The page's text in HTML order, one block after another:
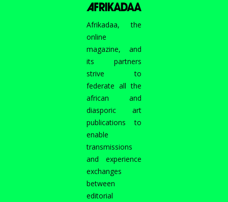
Afrikadaa, the
online
magazine, and
its partners
strive to
federate all the
african and
diasporic art
publications to
enable
transmissions
and experience
exchanges
between
editorial